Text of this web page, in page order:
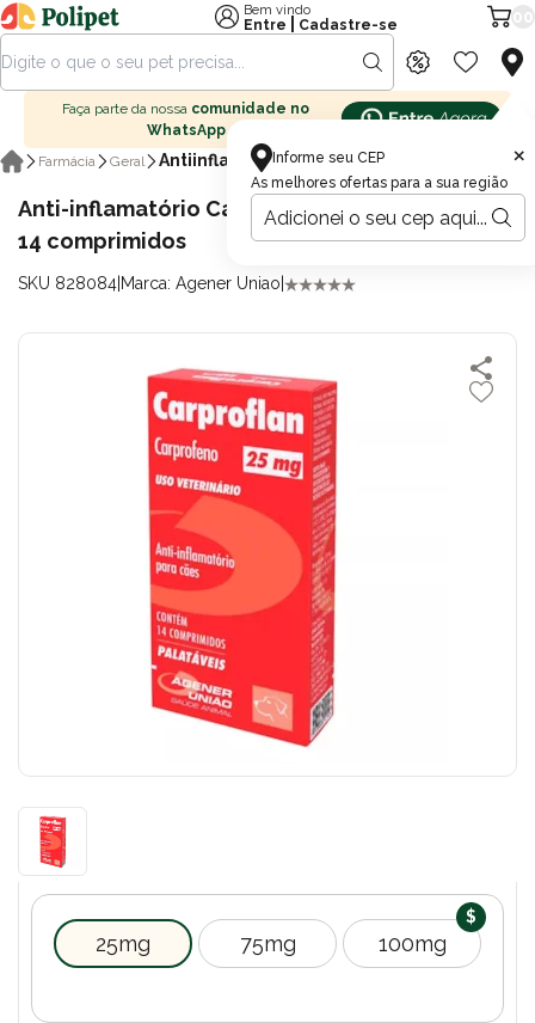
Informe seu CEP
As melhores ofertas para a sua região
×
Bem vindo
Entre
Cadastre-se
Faça parte da nossa comunidade no
WhatsApp
Farmácia
Geral Antiinflamatórios
Anti-inflamatório Carproflan para Cães 25mg
14 comprimidos
SKU 828084 Marca: Agener Uniao
25mg 75mg 100mg